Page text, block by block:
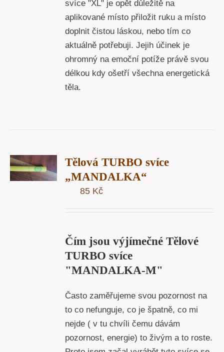
svíce "XL" je opět důležitě na
aplikované místo přiložit ruku a místo
doplnit čistou láskou, nebo tím co
aktuálně potřebuji. Jejih účinek je
ohromný na emoční potíže právě svou
délkou kdy ošetří všechna energetická
těla.
Tělová TURBO svíce
„MANDALKA“
85 Kč
Čím jsou výjímečné Tělové
TURBO svíce
"MANDALKA-M"
Často zaměřujeme svou pozornost na
to co nefunguje, co je špatně, co mi
nejde ( v tu chvíli čemu dávám
pozornost, energie) to živým a to roste.